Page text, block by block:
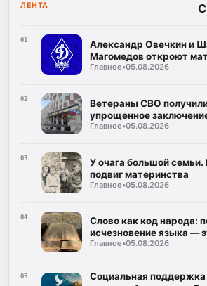
ЛЕНТА
01
Александр Овечкин и
Магомедов откроют
Главное•05.08.2026
02
Ветераны СВО
упрощенное
Главное•05.08.2026
03
У очага большой
подвиг материнства
Главное•05.08.2026
04
Слово как код народа:
исчезновение языка —
Главное•05.08.2026
05
Социальная